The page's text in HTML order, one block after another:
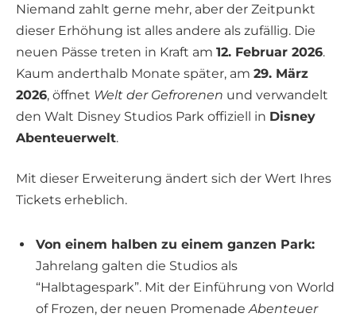
Niemand zahlt gerne mehr, aber der Zeitpunkt
dieser Erhöhung ist alles andere als zufällig. Die
neuen Pässe treten in Kraft am 12. Februar 2026.
Kaum anderthalb Monate später, am 29. März
2026, öffnet Welt der Gefrorenen und verwandelt
den Walt Disney Studios Park offiziell in Disney
Abenteuerwelt.
Mit dieser Erweiterung ändert sich der Wert Ihres
Tickets erheblich.
Von einem halben zu einem ganzen Park:
Jahrelang galten die Studios als
“Halbtagespark”. Mit der Einführung von World
of Frozen, der neuen PromenadeAbenteuer